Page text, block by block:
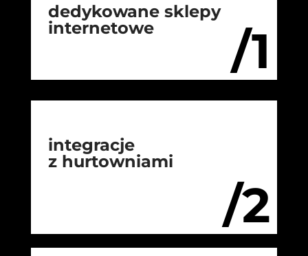
/1
dedykowane sklepy
internetowe
/2
integracje
z hurtowniami